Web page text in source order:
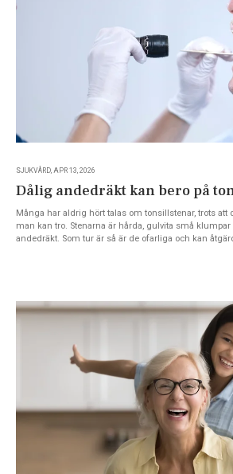
SJUKVÅRD, APR 13, 2026
Dålig andedräkt kan bero på
Många har aldrig hört talas om tonsillstenar, trots att
man kan tro. Stenarna är hårda, gulvita små
andedräkt. Som tur är så är de ofarliga och kan